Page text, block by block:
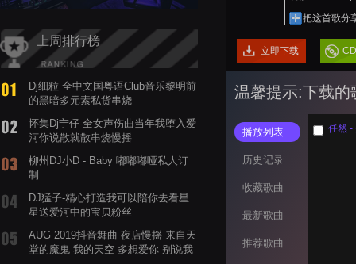
上周排行榜
Dj细粒 全中文国粤语Club音乐黎明前
的黑暗多元素私货串烧
怀集Dj宁仔-全女声伤曲当年我堕入爱
河你说散就散串烧慢摇
柳州DJ小D - Baby 嘟嘟嘟哑私人订
制
DJ猛子-精心打造我可以陪你去看星
星送爱河中的宝贝粉丝
AUG 2019抖音舞曲 夜店慢摇 来自天
堂的魔鬼 我的天空 多想爱你 别说我
把这首歌分
立即下载
温馨提示:下载的
播放列表
历史记录
收藏歌曲
最新歌曲
推荐歌曲
任然 -